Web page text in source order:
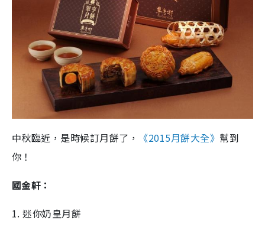
中秋臨近，是時候訂月餅了， 《2015月餅大全》 幫到
你！
國金軒：
1. 迷你奶皇月餅